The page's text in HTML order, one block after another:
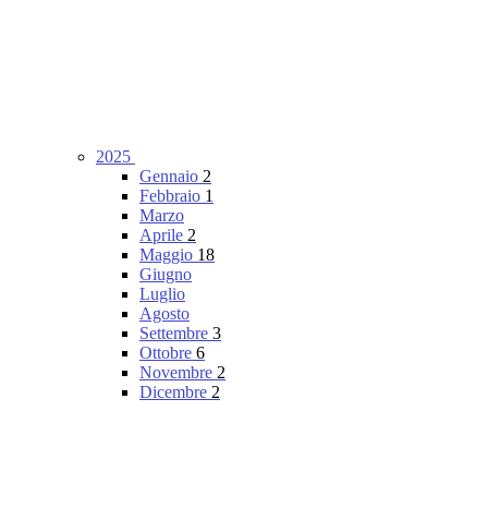
2025
Gennaio 2
Febbraio 1
Marzo
Aprile 2
Maggio 18
Giugno
Luglio
Agosto
Settembre 3
Ottobre 6
Novembre 2
Dicembre 2